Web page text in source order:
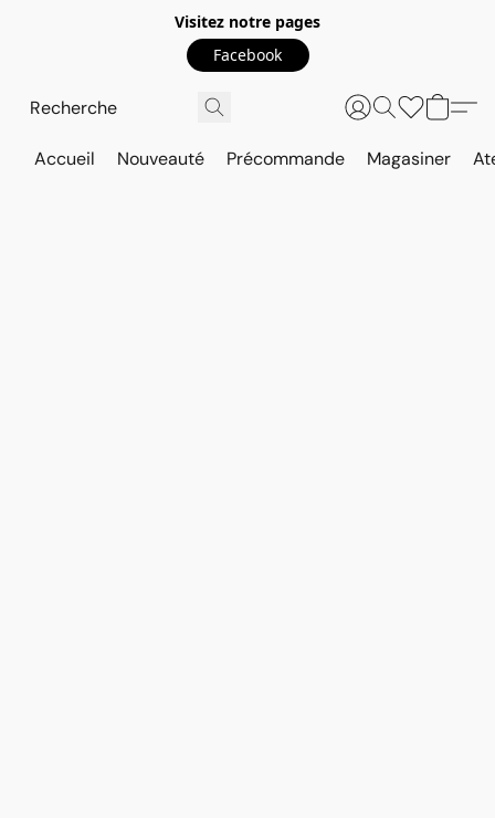
Visitez notre pages
Facebook
Accueil Nouveauté Précommande Magasiner